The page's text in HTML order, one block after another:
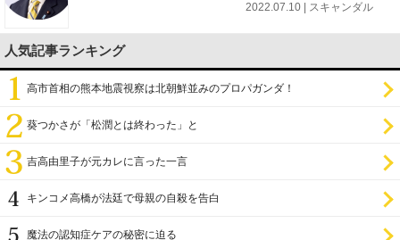
2022.07.10 | スキャンダル
人気記事ランキング
高市首相の熊本地震視察は北朝鮮並みのプロパガンダ！
葵つかさが「松潤とは終わった」と
吉高由里子が元カレに言った一言
キンコメ高橋が法廷で母親の自殺を告白
魔法の認知症ケアの秘密に迫る